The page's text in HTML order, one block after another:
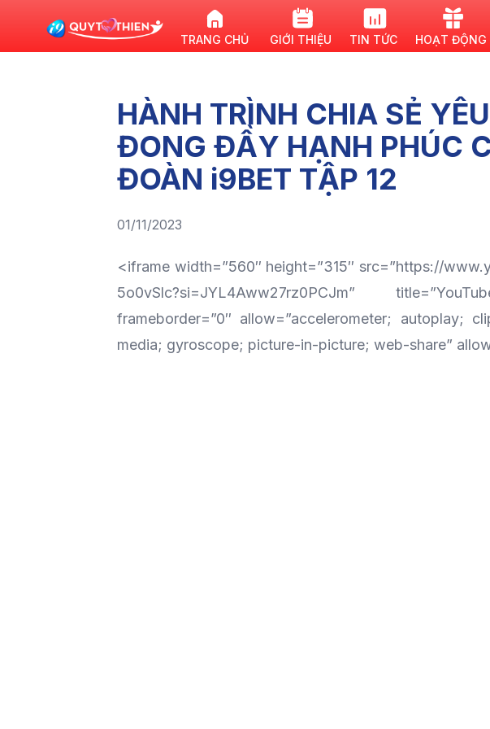
TRANG CHỦ GIỚI THIỆU TIN TỨC HOẠT ĐỘNG
HÀNH TRÌNH CHIA SẺ
ĐONG ĐẦY HẠNH PHÚC
ĐOÀN i9BET TẬP 12
01/11/2023
<iframe width=”560″ height=”315″ src=”https://
5o0vSlc?si=JYL4Aww27rz0PCJm”
frameborder=”0″ allow=”accelerometer; autoplay;
media; gyroscope; picture-in-picture; web-share”